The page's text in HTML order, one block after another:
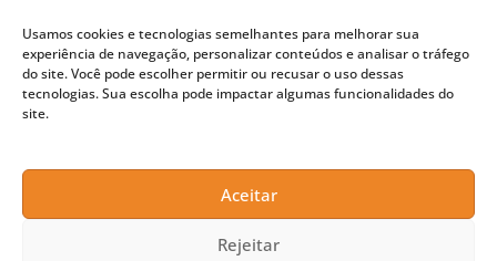
Usamos cookies e tecnologias semelhantes para melhorar sua
experiência de navegação, personalizar conteúdos e analisar o tráfego
do site. Você pode escolher permitir ou recusar o uso dessas
tecnologias. Sua escolha pode impactar algumas funcionalidades do
site.
Aceitar
Rejeitar
Amgen e Sanofi também começaram a explorar
aplicações de blockchain para a indústria em
especificamente casos de uso relacionados ao
gerenciamento de dados e automação de
movimento e comunicação de pacientes, entre